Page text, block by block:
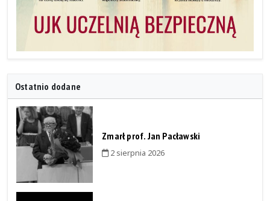
Ostatnio dodane
Zmarł prof. Jan Pacławski
2 sierpnia 2026